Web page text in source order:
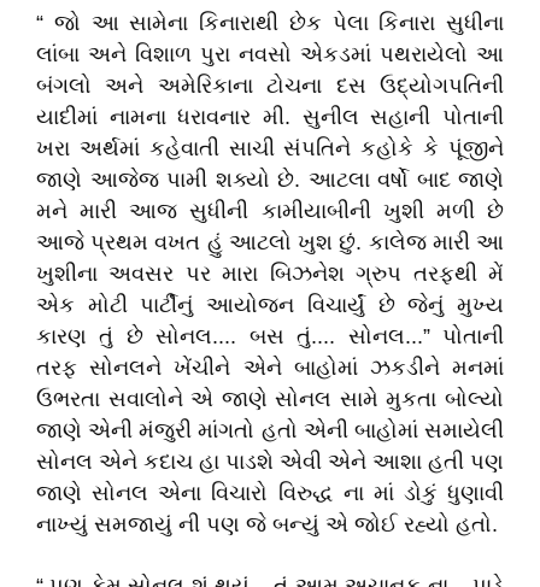
“ જો આ સામેના કિનારાથી છેક પેલા કિનારા સુધીના
લાંબા અને વિશાળ પુરા નવસો એકડમાં પથરાયેલો આ
બંગલો અને અમેરિકાના ટોચના દસ ઉદ્યોગપતિની
યાદીમાં નામના ધરાવનાર મી. સુનીલ સહાની પોતાની
ખરા અર્થમાં કહેવાતી સાચી સંપતિને કહોકે કે પૂંજીને
જાણે આજેજ પામી શક્યો છે. આટલા વર્ષો બાદ જાણે
મને મારી આજ સુધીની કામીયાબીની ખુશી મળી છે
આજે પ્રથમ વખત હું આટલો ખુશ છું. કાલેજ મારી આ
ખુશીના અવસર પર મારા બિઝનેશ ગ્રુપ તરફથી મેં
એક મોટી પાર્ટીનું આયોજન વિચાર્યું છે જેનું મુખ્ય
કારણ તું છે સોનલ.... બસ તું.... સોનલ...” પોતાની
તરફ સોનલને ખેંચીને એને બાહોમાં ઝકડીને મનમાં
ઉભરતા સવાલોને એ જાણે સોનલ સામે મુકતા બોલ્યો
જાણે એની મંજુરી માંગતો હતો એની બાહોમાં સમાયેલી
સોનલ એને કદાચ હા પાડશે એવી એને આશા હતી પણ
જાણે સોનલ એના વિચારો વિરુદ્ધ ના માં ડોકું ધુણાવી
નાખ્યું સમજાયું ની પણ જે બન્યું એ જોઈ રહ્યો હતો.